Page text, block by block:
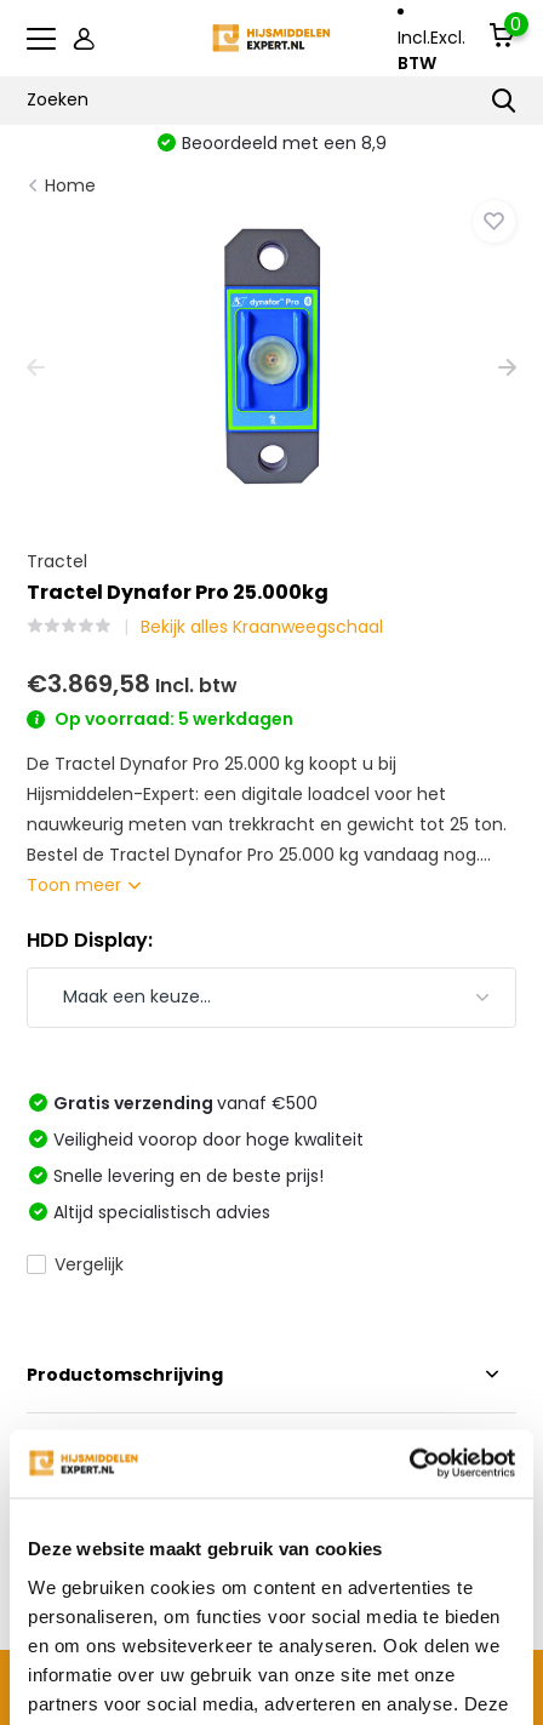
Deze website maakt gebruik van cookies
We gebruiken cookies om content en advertenties te
personaliseren, om functies voor social media te bieden
en om ons websiteverkeer te analyseren. Ook delen we
informatie over uw gebruik van onze site met onze
partners voor social media, adverteren en analyse. Deze
Incl.Excl.
BTW
0
Beoordeeld met een 8,9
Home
Tractel
Tractel Dynafor Pro 25.000kg
Bekijk alles Kraanweegschaal
€3.869,58 Incl. btw
Op voorraad: 5 werkdagen
De Tractel Dynafor Pro 25.000 kg koopt u bij
Hijsmiddelen-Expert: een digitale loadcel voor het
nauwkeurig meten van trekkracht en gewicht tot 25 ton.
Bestel de Tractel Dynafor Pro 25.000 kg vandaag nog....
Toon meer
HDD Display:
Gratis verzendingvanaf €500
Veiligheid voorop door hoge kwaliteit
Snelle levering en de beste prijs!
Altijd specialistisch advies
Vergelijk
Productomschrijving
Specificaties
Delen
BEKIJK OOK EENS